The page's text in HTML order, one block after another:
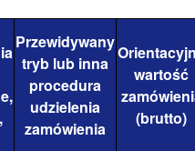
Przewidywany
tryb lub inna
procedura
udzielenia
zamówienia
wartość
(brutto)